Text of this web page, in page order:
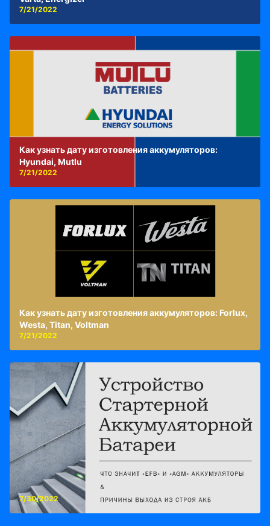
7/21/2022
Как узнать дату изготовления аккумуляторов:
Hyundai, Mutlu
7/21/2022
Как узнать дату изготовления аккумуляторов: Forlux,
Westa, Titan, Voltman
7/21/2022
7/30/2022